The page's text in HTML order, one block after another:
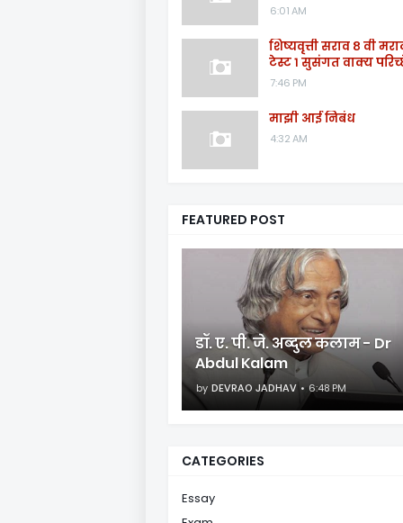
6:01 AM
शिष्यवृत्ती सराव ८ वी
टेस्ट १ सुसंगत वाक्य
7:46 PM
माझी आई निबंध
4:32 AM
FEATURED POST
डॉ. ए. पी. जे. अब्दुल कलाम - Dr
Abdul Kalam
by DEVRAO JADHAV 6:48 PM
CATEGORIES
Essay